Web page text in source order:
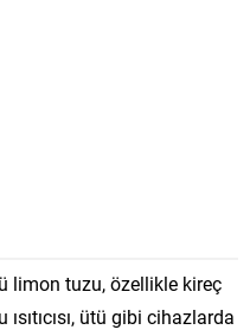
limon tuzu, özellikle kireç
ütü gibi cihazlarda